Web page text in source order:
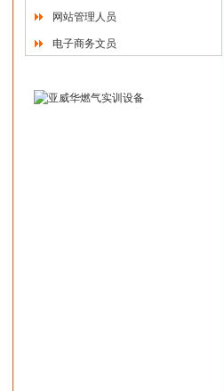
网站管理人员
电子商务文员